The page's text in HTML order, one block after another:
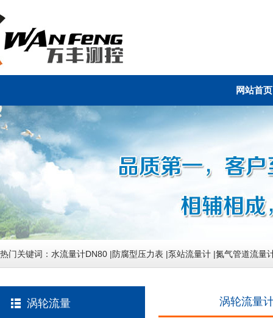
网站首页
热门关键词： 水流量计DN80 |防腐型压力表 |泵站流量计 |氮气管道流量
涡轮流量 涡轮流量